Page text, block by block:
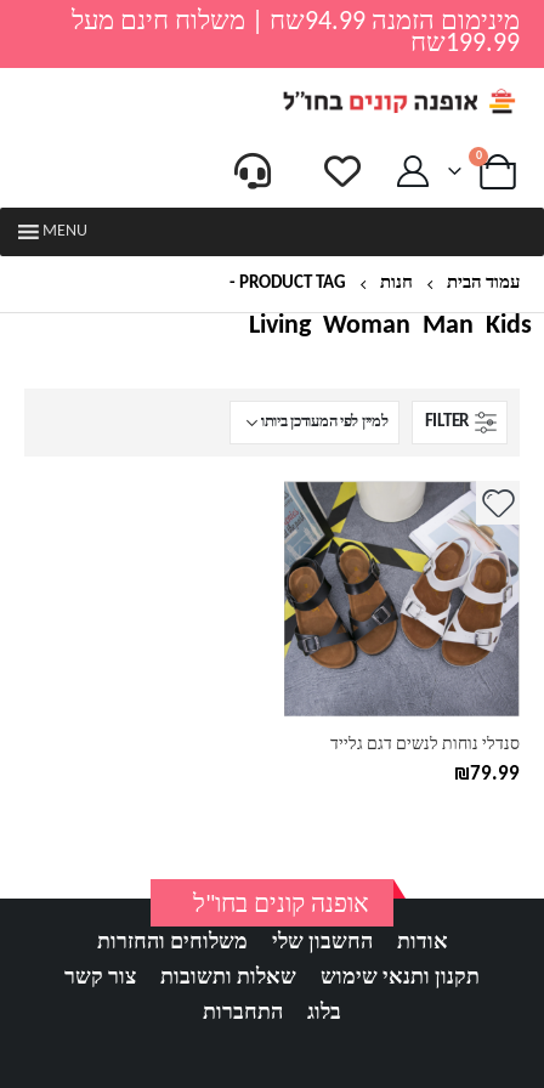
מינימום הזמנה 94.99שח | משלוח חינם מעל
199.99שח
0
MENU
עמוד הבית חנות PRODUCT TAG -
Kids
Man
Woman
Living
FILTER
סנדלי נוחות לנשים דגם גלייד
₪79.99
למוצר
מספר
סוגים.
ניתן
לבחור
את
האפשרויות
בעמוד
אופנה קונים בחו"ל
אודות החשבון שלי
משלוחים והחזרות
תקנון ותנאי שימוש
שאלות ותשובות
צור קשר
בלוג
התחברות